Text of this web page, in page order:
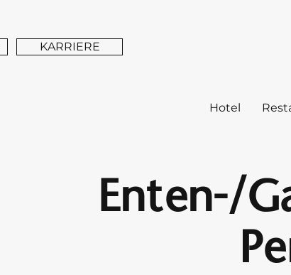
KARRIERE
Hotel
Enten-/